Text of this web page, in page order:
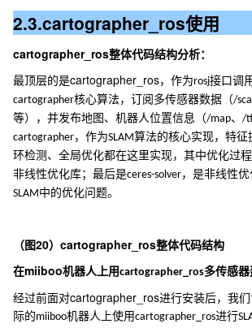
2.3.cartographer_ros使用
cartographer_ros整体代码结构分析：
最顶层的是cartographer_ros，作为rosj接口调
cartographer核心算法，订阅多传感器数据（/
等），并发布地图、机器人位置信息（/map、/
cartographer，作为SLAM算法的核心实现，特征
环检测、全局优化都在这里实现，其中优化过
非线性优化库；最后是ceres-solver，是非线性
SLAM中的优化问题。
（ 图20）cartographer_ros整体代码结构
在miiboo机器人上用cartographer_ros多传感器
经过前面对cartographer_ros进行安装后，我
际的miiboo机器人上使用cartographer_ros进行